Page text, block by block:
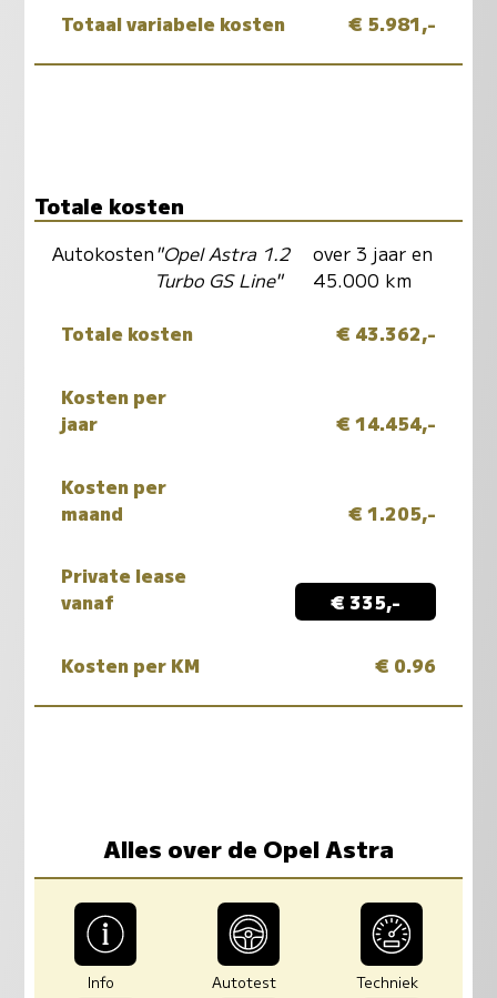
Totaal variabele kosten € 5.981,-
Totale kosten
Autokosten"Opel Astra 1.2
Turbo GS Line"
over 3 jaar en
45.000 km
Totale kosten € 43.362,-
Kosten per
jaar
€ 14.454,-
Kosten per
maand
€ 1.205,-
Private lease
vanaf
€ 335,-
Kosten per KM € 0.96
Alles over de Opel Astra
Info Autotest Techniek